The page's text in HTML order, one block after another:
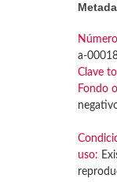
a-
Clave
Fondo
uso: